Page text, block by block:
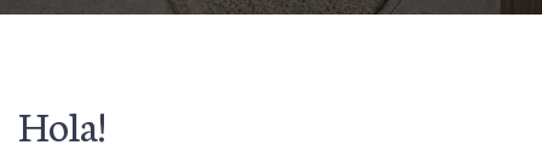
Hola!